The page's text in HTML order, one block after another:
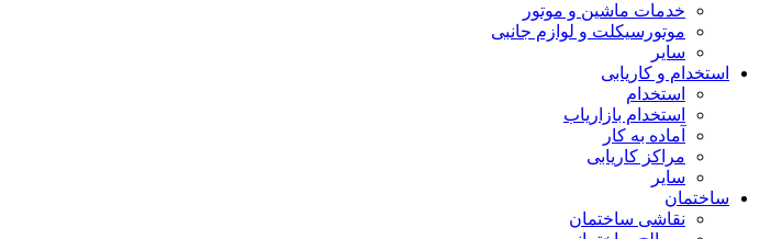
خدمات ماشین و موتور
موتورسیکلت و لوازم جانبی
سایر
استخدام و کاریابی
استخدام
استخدام بازاریاب
آماده به کار
مراکز کاریابی
سایر
ساختمان
نقاشی ساختمان